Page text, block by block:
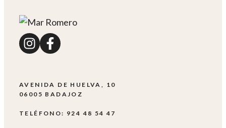
AVENIDA DE HUELVA, 10
06005 BADAJOZ
TELÉFONO: 924 48 54 47